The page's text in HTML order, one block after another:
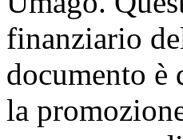
finanziario
documento è
la